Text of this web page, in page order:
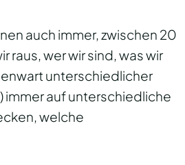
auch immer, zwischen 20
raus, wer wir sind, was wir
unterschiedlicher
immer auf unterschiedliche
welche